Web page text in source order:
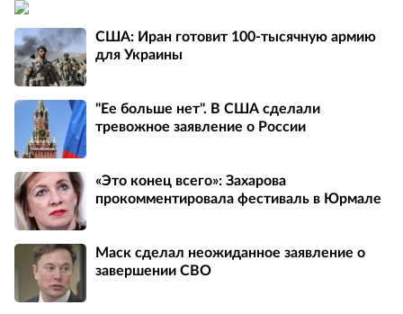
США: Иран готовит 100-тысячную армию
для Украины
"Ее больше нет". В США сделали
тревожное заявление о России
«Это конец всего»: Захарова
прокомментировала фестиваль в Юрмале
Маск сделал неожиданное заявление о
завершении СВО